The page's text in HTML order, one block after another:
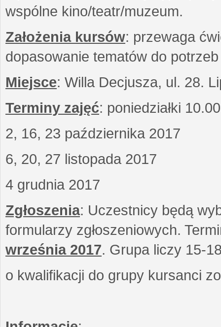
wspólne kino/teatr/muzeum.
Założenia kursów: przewaga
dopasowanie tematów do
Miejsce: Willa Decjusza, ul. 28.
Terminy zajęć: poniedziałki
2, 16, 23 października 2017
6, 20, 27 listopada 2017
4 grudnia 2017
Zgłoszenia: Uczestnicy będą
formularzy zgłoszeniowych.
września 2017. Grupa liczy 15-
o kwalifikacji do grupy kursanci